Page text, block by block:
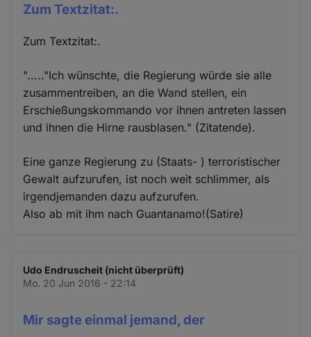
Zum Textzitat:.
Zum Textzitat:.
"....."Ich wünschte, die Regierung würde sie alle
zusammentreiben, an die Wand stellen, ein
Erschießungskommando vor ihnen antreten lassen
und ihnen die Hirne rausblasen." (Zitatende).
Eine ganze Regierung zu (Staats- ) terroristischer
Gewalt aufzurufen, ist noch weit schlimmer, als
irgendjemanden dazu aufzurufen.
Also ab mit ihm nach Guantanamo!(Satire)
Udo Endruscheit (nicht überprüft)
Mo. 20 Jun 2016 - 22:14
Mir sagte einmal jemand, der